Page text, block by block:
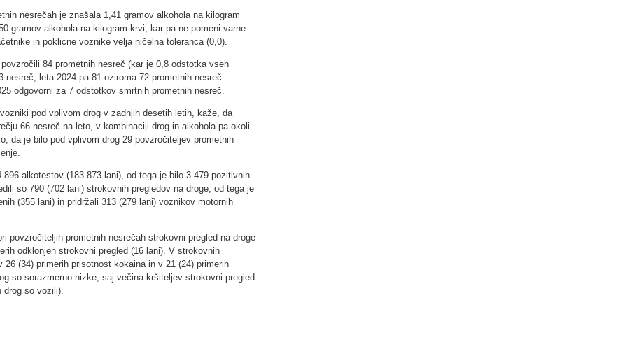
nesrečah je znašala 1,41 gramov alkohola na kilogram
gramov alkohola na kilogram krvi, kar pa ne pomeni varne
in poklicne voznike velja ničelna toleranca (0,0).
84 prometnih nesreč (kar je 0,8 odstotka vseh
leta 2024 pa 81 oziroma 72 prometnih nesreč.
odgovorni za 7 odstotkov smrtnih prometnih nesreč.
pod vplivom drog v zadnjih desetih letih, kaže, da
66 nesreč na leto, v kombinaciji drog in alkohola pa okoli
da je bilo pod vplivom drog 29 povzročiteljev prometnih
alkotestov (183.873 lani), od tega je bilo 3.479 pozitivnih
so 790 (702 lani) strokovnih pregledov na droge, od tega je
(355 lani) in pridržali 313 (279 lani) voznikov motornih
povzročiteljih prometnih nesrečah strokovni pregled na droge
odklonjen strokovni pregled (16 lani). V strokovnih
(34) primerih prisotnost kokaina in v 21 (24) primerih
so sorazmerno nizke, saj večina kršiteljev strokovni pregled
drog so vozili).